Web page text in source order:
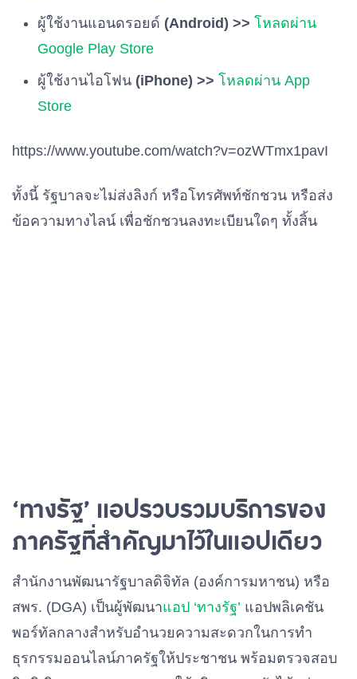
ผู้ใช้งานแอนดรอยด์ (Android) >> โหลดผ่าน
Google Play Store
ผู้ใช้งานไอโฟน (iPhone) >> โหลดผ่าน App
Store
https://www.youtube.com/watch?v=ozWTmx1pavI
ทั้งนี้ รัฐบาลจะไม่ส่งลิงก์ หรือโทรศัพท์ชักชวน หรือส่ง
ข้อความทางไลน์ เพื่อชักชวนลงทะเบียนใดๆ ทั้งสิ้น
‘ทางรัฐ’ แอปรวบรวมบริการของ
ภาครัฐที่สำคัญมาไว้ในแอปเดียว
สำนักงานพัฒนารัฐบาลดิจิทัล (องค์การมหาชน) หรือ
สพร. (DGA) เป็นผู้พัฒนาแอป ‘ทางรัฐ’ แอปพลิเคชัน
พอร์ทัลกลางสำหรับอำนวยความสะดวกในการทำ
ธุรกรรมออนไลน์ภาครัฐให้ประชาชน พร้อมตรวจสอบ